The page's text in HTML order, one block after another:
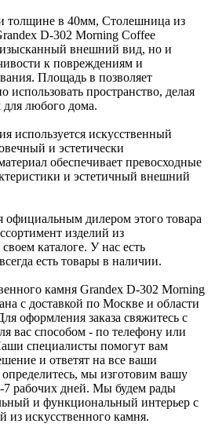
толщине в 40мм, Столешница из
D-302 Morning Coffee
изысканный внешний вид, но и
к повреждениям и
Площадь в позволяет
использовать пространство, делая
любого дома.
используется искусственный
и эстетически
обеспечивает превосходные
и эстетичный внешний
официальным дилером этого товара
изделий из
каталоге. У нас есть
есть товары в наличии.
камня Grandex D-302 Morning
с доставкой по Москве и области
оформления заказа свяжитесь с
вас способом - по телефону или
специалисты помогут вам
и ответят на все ваши
мы изготовим вашу
7 рабочих дней. Мы будем рады
и функциональный интерьер с
искусственного камня.